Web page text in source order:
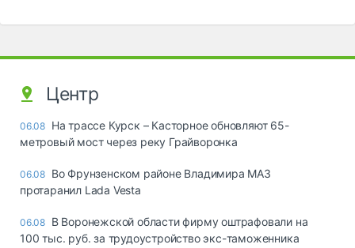
Центр
06.08 На трассе Курск – Касторное обновляют 65-
метровый мост через реку Грайворонка
06.08 Во Фрунзенском районе Владимира МАЗ
протаранил Lada Vesta
06.08 В Воронежской области фирму оштрафовали на
100 тыс. руб. за трудоустройство экс-таможенника